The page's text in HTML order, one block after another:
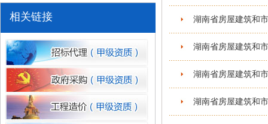
相关链接 湖南省房屋建筑和
湖南省房屋建筑和
湖南省房屋建筑和
湖南省房屋建筑和